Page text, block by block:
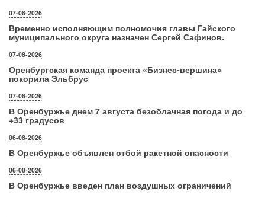
07-08-2026
Временно исполняющим полномочия главы Гайского
муниципального округа назначен Сергей Сафинов.
07-08-2026
Оренбургская команда проекта «Бизнес‑вершина»
покорила Эльбрус
07-08-2026
В Оренбуржье днем 7 августа безоблачная погода и до
+33 градусов
06-08-2026
В Оренбуржье объявлен отбой ракетной опасности
06-08-2026
В Оренбуржье введен план воздушных ограничений